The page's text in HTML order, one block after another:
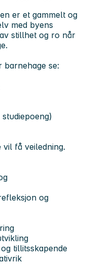
er et gammelt og
med byens
stillhet og ro når
se:
få veiledning.
og
tillitsskapende